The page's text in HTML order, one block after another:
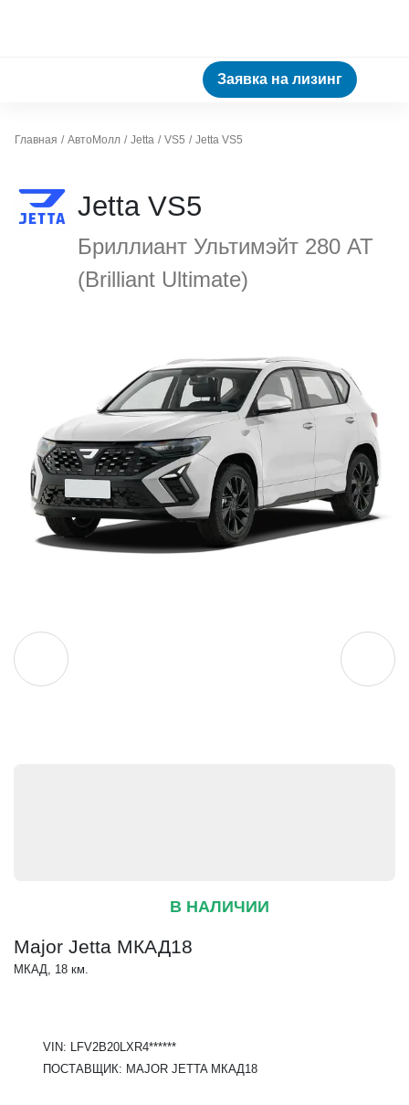
Заявка на лизинг
Главная АвтоМолл Jetta VS5 Jetta VS5
Jetta VS5
Бриллиант Ультимэйт 280 АТ
(Brilliant Ultimate)
В НАЛИЧИИ
Major Jetta МКАД18
МКАД, 18 км.
VIN: LFV2B20LXR4******
ПОСТАВЩИК: MAJOR JETTA МКАД18